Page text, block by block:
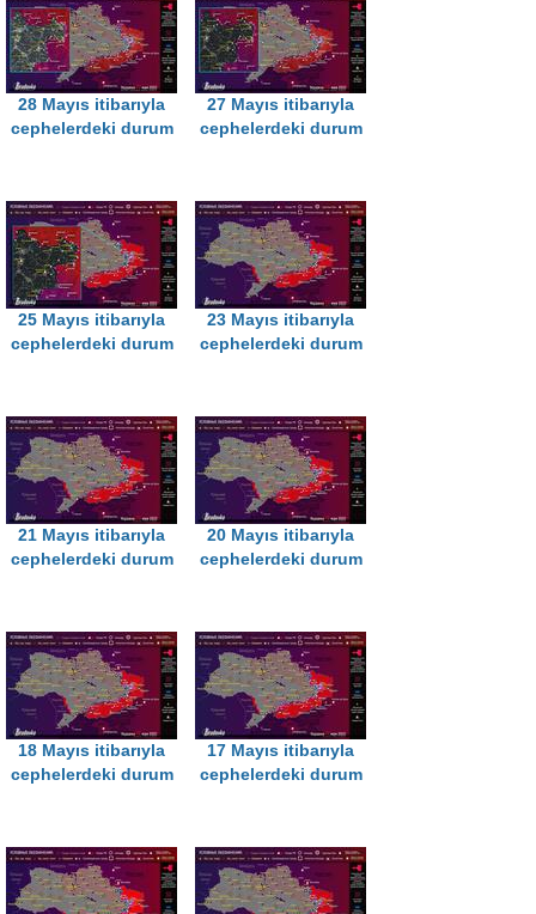
28 Mayıs itibarıyla
cephelerdeki durum
27 Mayıs itibarıyla
cephelerdeki durum
25 Mayıs itibarıyla
cephelerdeki durum
23 Mayıs itibarıyla
cephelerdeki durum
21 Mayıs itibarıyla
cephelerdeki durum
20 Mayıs itibarıyla
cephelerdeki durum
18 Mayıs itibarıyla
cephelerdeki durum
17 Mayıs itibarıyla
cephelerdeki durum